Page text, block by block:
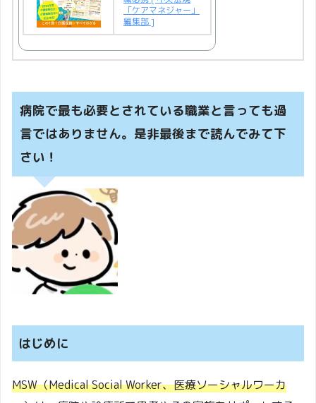
「ケアマネジャー」
編集部 ]
病院で最も必要とされている職業と言っても過
言ではありません。是非最後まで読んでみて下
さい！
はじめに
MSW（Medical Social Worker、医療ソーシャルワーカ